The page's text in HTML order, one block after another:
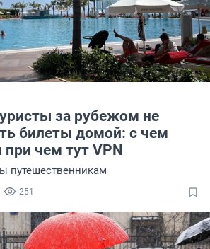
за рубежом не
билеты домой: с чем
при чем тут VPN
путешественникам
251